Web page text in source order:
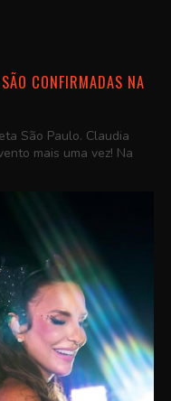
CONFIRMADAS NA
São Paulo. Claudia
mais uma vez! Na